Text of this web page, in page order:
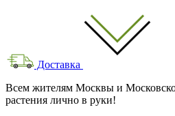
Доставка
Всем жителям Москвы и
растения лично в руки!